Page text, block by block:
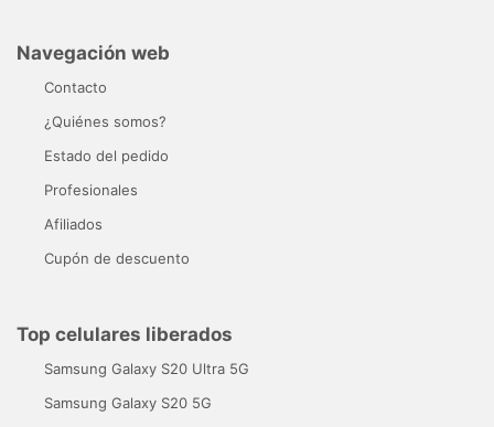
Navegación web
Contacto
¿Quiénes somos?
Estado del pedido
Profesionales
Afiliados
Cupón de descuento
Top celulares liberados
Samsung Galaxy S20 Ultra 5G
Samsung Galaxy S20 5G